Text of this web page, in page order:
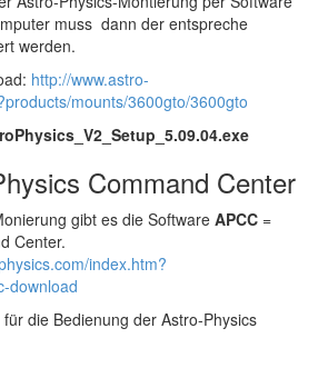
muss dann der entspreche
werden.
http://www.astro-
mounts/3600gto/3600gto
Command Center
gibt es die Software APCC =
Center.
index.htm?
download
die Bedienung der Astro-Physics